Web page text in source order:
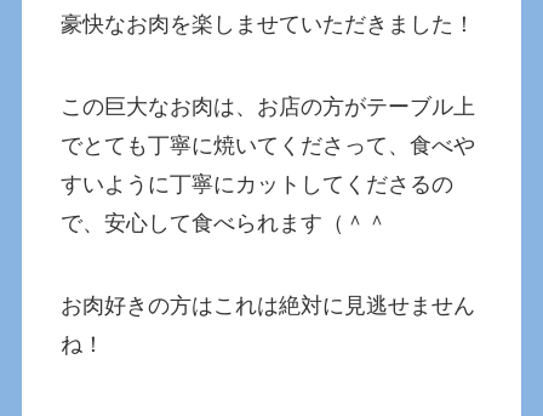
豪快なお肉を楽しませていただきました！
この巨大なお肉は、お店の方がテーブル上
でとても丁寧に焼いてくださって、食べや
すいように丁寧にカットしてくださるの
で、安心して食べられます（＾＾
お肉好きの方はこれは絶対に見逃せません
ね！